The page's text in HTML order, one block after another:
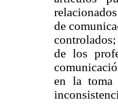
de
de los
en la toma